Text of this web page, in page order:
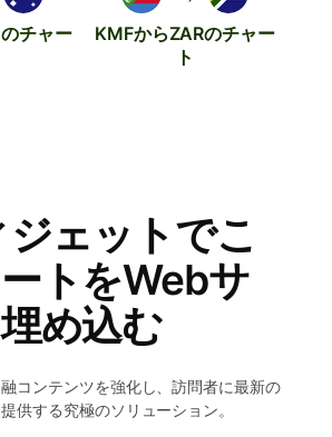
チャー
KMFからZARのチャー
ト
ェットでこ
トをWebサ
め込む
コンテンツを強化し、訪問者に最新の
供する究極のソリューション。